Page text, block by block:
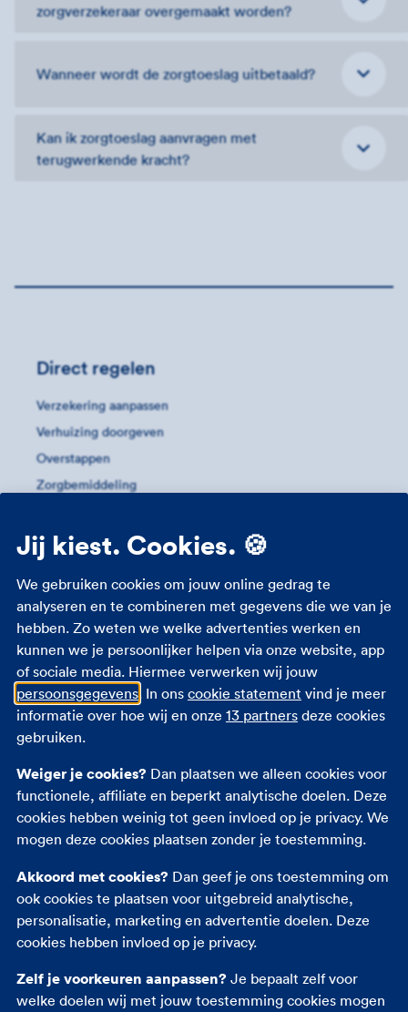
zorgverzekeraar overgemaakt worden?
Wanneer wordt de zorgtoeslag uitbetaald?
Kan ik zorgtoeslag aanvragen met
terugwerkende kracht?
Direct regelen
Verzekering aanpassen
Verhuizing doorgeven
Overstappen
Zorgbemiddeling
Meer informatie
Studenten zorgverzekering
Zorgverzekering 18 jaar
Zorgverzekering zwangerschap
Eigen bijdrage
Zorgpremie 2026
Autoverzekering
Opstalverzekering
Inboedelverzekering
Reisverzekering
Rechtsbijstandverzekering
Ongevallenverzekering
Jij kiest. Cookies. 🍪
We gebruiken cookies om jouw online gedrag te
analyseren en te combineren met gegevens die we van je
hebben. Zo weten we welke advertenties werken en
kunnen we je persoonlijker helpen via onze website, app
of sociale media. Hiermee verwerken wij jouw
persoonsgegevens. In ons cookie statement vind je meer
informatie over hoe wij en onze 13 partnersdeze cookies
gebruiken.
Weiger je cookies? Dan plaatsen we alleen cookies voor
functionele, affiliate en beperkt analytische doelen. Deze
cookies hebben weinig tot geen invloed op je privacy. We
mogen deze cookies plaatsen zonder je toestemming.
Akkoord met cookies? Dan geef je ons toestemming om
ook cookies te plaatsen voor uitgebreid analytische,
personalisatie, marketing en advertentie doelen. Deze
cookies hebben invloed op je privacy.
Zelf je voorkeuren aanpassen? Je bepaalt zelf voor
welke doelen wij met jouw toestemming cookies mogen